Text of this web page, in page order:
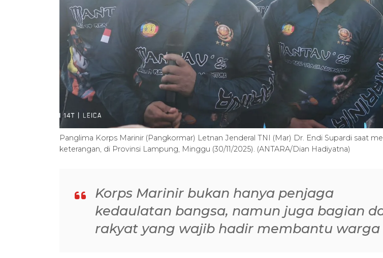
Panglima Korps Marinir (Pangkormar) Letnan Jenderal TNI (Mar) Dr. Endi Supardi saat
keterangan, di Provinsi Lampung, Minggu (30/11/2025). (ANTARA/Dian Hadiyatna)
Korps Marinir bukan hanya penjaga
kedaulatan bangsa, namun juga bagian
rakyat yang wajib hadir membantu warga